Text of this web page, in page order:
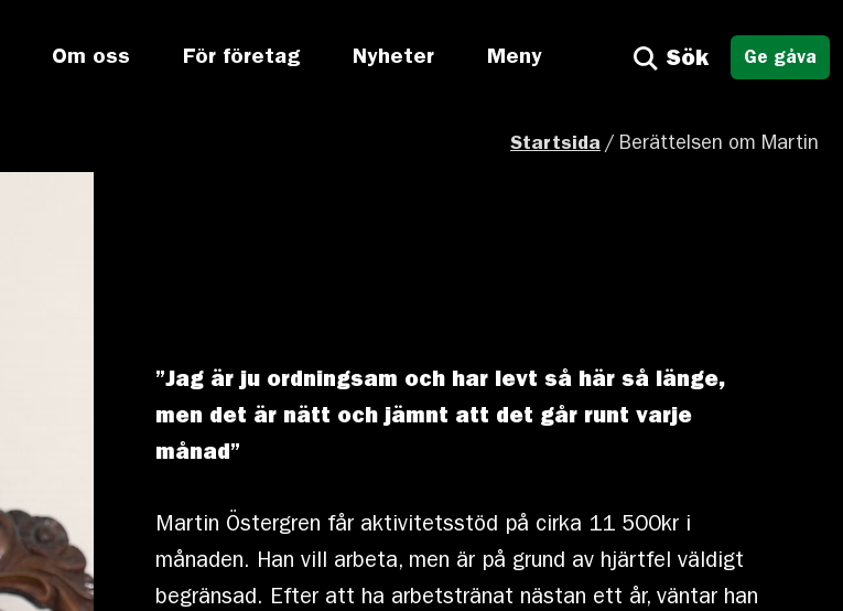
Om oss För företag Nyheter Meny Sök Ge gåva
Startsida / Berättelsen om Martin
”Jag är ju ordningsam och har levt så här så länge,
men det är nätt och jämnt att det går runt varje
månad”
Martin Östergren får aktivitetsstöd på cirka 11 500kr i
månaden. Han vill arbeta, men är på grund av hjärtfel väldigt
begränsad. Efter att ha arbetstränat nästan ett år, väntar han